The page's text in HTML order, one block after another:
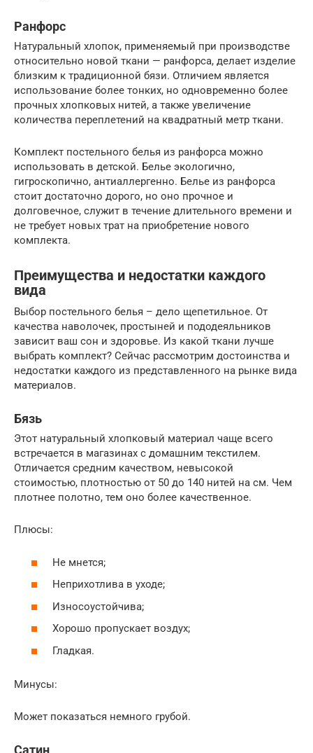
Ранфорс
Натуральный хлопок, применяемый при производстве
относительно новой ткани — ранфорса, делает изделие
близким к традиционной бязи. Отличием является
использование более тонких, но одновременно более
прочных хлопковых нитей, а также увеличение
количества переплетений на квадратный метр ткани.
Комплект постельного белья из ранфорса можно
использовать в детской. Белье экологично,
гигроскопично, антиаллергенно. Белье из ранфорса
стоит достаточно дорого, но оно прочное и
долговечное, служит в течение длительного времени и
не требует новых трат на приобретение нового
комплекта.
Преимущества и недостатки каждого
вида
Выбор постельного белья – дело щепетильное. От
качества наволочек, простыней и пододеяльников
зависит ваш сон и здоровье. Из какой ткани лучше
выбрать комплект? Сейчас рассмотрим достоинства и
недостатки каждого из представленного на рынке вида
материалов.
Бязь
Этот натуральный хлопковый материал чаще всего
встречается в магазинах с домашним текстилем.
Отличается средним качеством, невысокой
стоимостью, плотностью от 50 до 140 нитей на см. Чем
плотнее полотно, тем оно более качественное.
Плюсы:
Не мнется;
Неприхотлива в уходе;
Износоустойчива;
Хорошо пропускает воздух;
Гладкая.
Минусы:
Может показаться немного грубой.
Сатин